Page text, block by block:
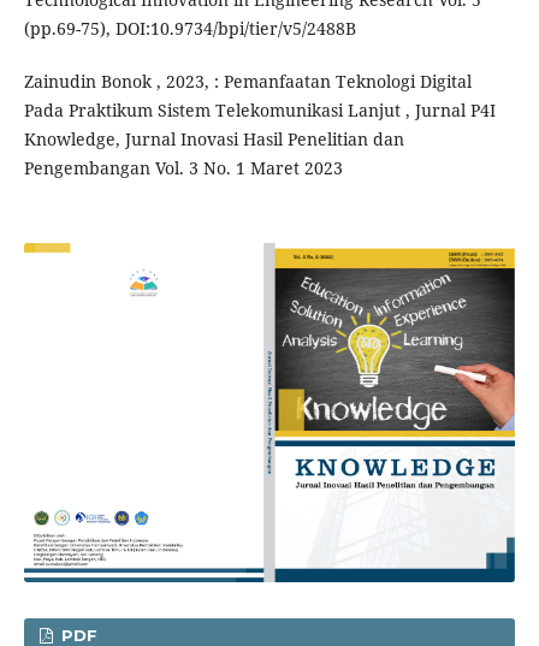
(pp.69-75), DOI:10.9734/bpi/tier/v5/2488B
Zainudin Bonok , 2023, : Pemanfaatan Teknologi Digital
Pada Praktikum Sistem Telekomunikasi Lanjut , Jurnal P4I
Knowledge, Jurnal Inovasi Hasil Penelitian dan
Pengembangan Vol. 3 No. 1 Maret 2023
PDF